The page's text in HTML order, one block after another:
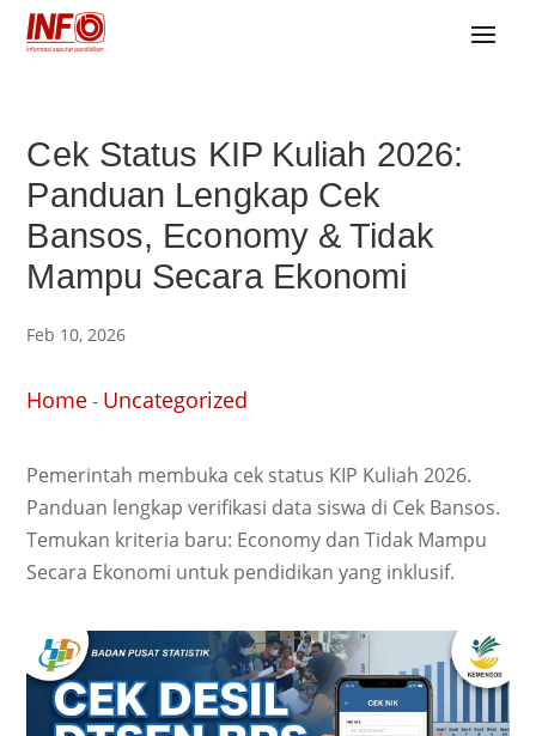
Cek Status KIP Kuliah 2026:
Panduan Lengkap Cek
Bansos, Economy & Tidak
Mampu Secara Ekonomi
Feb 10, 2026
Home- Uncategorized
Pemerintah membuka cek status KIP Kuliah 2026.
Panduan lengkap verifikasi data siswa di Cek Bansos.
Temukan kriteria baru: Economy dan Tidak Mampu
Secara Ekonomi untuk pendidikan yang inklusif.